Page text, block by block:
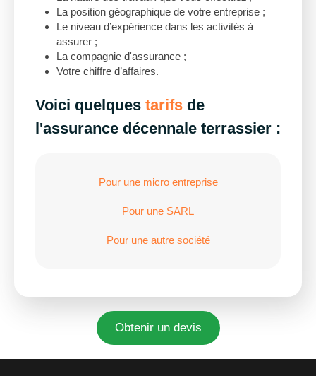
La position géographique de votre entreprise ;
Le niveau d’expérience dans les activités à
assurer ;
La compagnie d'assurance ;
Votre chiffre d’affaires.
Voici quelques tarifs de
l'assurance décennale terrassier :
Pour une micro entreprise
Pour une SARL
Pour une autre société
Obtenir un devis